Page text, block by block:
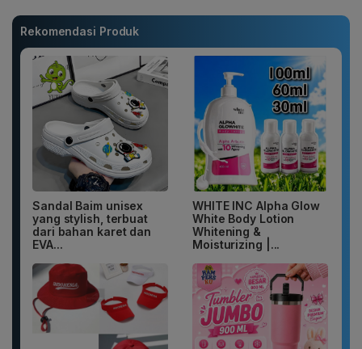
Rekomendasi Produk
Sandal Baim unisex
yang stylish, terbuat
dari bahan karet dan
EVA...
WHITE INC Alpha Glow
White Body Lotion
Whitening &
Moisturizing |...